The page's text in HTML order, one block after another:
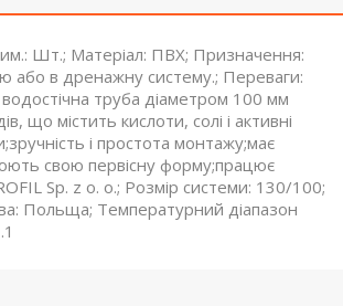
Шт.; Матеріал: ПВХ; Призначення:
або в дренажну систему.; Переваги:
труба діаметром 100 мм
що містить кислоти, солі і активні
і простота монтажу;має
свою первісну форму;працює
Sp. z o. o.; Розмір системи: 130/100;
Польща; Температурний діапазон